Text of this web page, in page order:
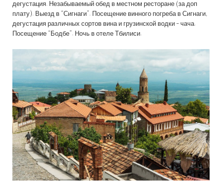
дегустация. Незабываемый обед в местном ресторане (за доп
плату). Выезд в “Сигнаги”. Посещение винного погреба в Сигнаги,
дегустация различных сортов вина и грузинской водки - чача.
Посещение “Бодбе”. Ночь в отеле Тбилиси.